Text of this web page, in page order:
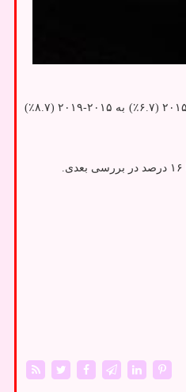
به نقل از مهر به نقل از هلث دی نیوز، بگفته پژوهشگران، داده های بررسی ملی رشد خانواده نشان میدهد که درصد زنان متأهل ۱۵ تا ۴۹ ساله که نابارور بودند از ۲۰۱۱-۲۰۱۵ (۶.۷٪) به ۲۰۱۵-۲۰۱۹ (۸.۷٪)